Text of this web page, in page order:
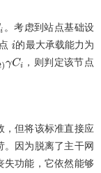
。考虑到站点基础设
i 的最大承载能力为
γCi
，则判定该节点
，但将该标准直接应
。因为脱离了主干网
失功能，它依然能够